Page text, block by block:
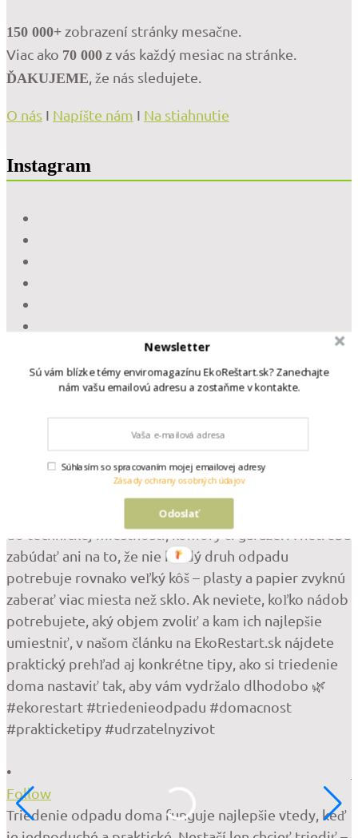
150 000+ zobrazení stránky mesačne.
Viac ako 70 000 z vás každý mesiac na stránke.
ĎAKUJEME , že nás sledujete.
O nás I Napíšte nám I Na stiahnutie
Instagram
•
Follow
Triedenie odpadu doma funguje najlepšie vtedy, keď
Newsletter
Sú vám blízke témy enviromagazínu EkoReštart.sk? Zanechajte
nám vašu emailovú adresu a zostaňme v kontakte.
Odoslať
Súhlasím so spracovaním mojej emailovej adresy
Zásady ochrany osobných údajov